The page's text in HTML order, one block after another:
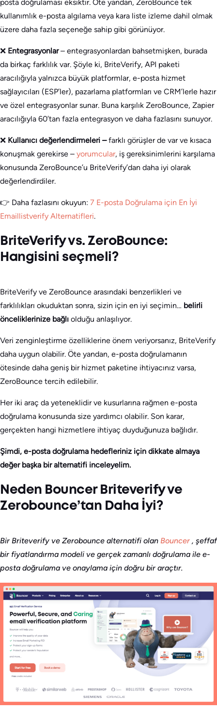
posta doğrulaması eksiktir. Öte yandan, ZeroBounce tek
kullanımlık e-posta algılama veya kara liste izleme dahil olmak
üzere daha fazla seçeneğe sahip gibi görünüyor.
❌ Entegrasyonlar– entegrasyonlardan bahsetmişken, burada
da birkaç farklılık var. Şöyle ki, BriteVerify, API paketi
aracılığıyla yalnızca büyük platformlar, e-posta hizmet
sağlayıcıları (ESP’ler), pazarlama platformları ve CRM’lerle hazır
ve özel entegrasyonlar sunar. Buna karşılık ZeroBounce, Zapier
aracılığıyla 60’tan fazla entegrasyon ve daha fazlasını sunuyor.
❌ Kullanıcı değerlendirmeleri –farklı görüşler de var ve kısaca
konuşmak gerekirse – yorumcular, iş gereksinimlerini karşılama
konusunda ZeroBounce’u BriteVerify’dan daha iyi olarak
değerlendirdiler.
👉 Daha fazlasını okuyun: 7 E-posta Doğrulama için En İyi
Emaillistverify Alternatifleri.
BriteVerify vs. ZeroBounce:
Hangisini seçmeli?
BriteVerify ve ZeroBounce arasındaki benzerlikleri ve
farklılıkları okuduktan sonra, sizin için en iyi seçimin… belirli
önceliklerinize bağlı olduğu anlaşılıyor.
Veri zenginleştirme özelliklerine önem veriyorsanız, BriteVerify
daha uygun olabilir. Öte yandan, e-posta doğrulamanın
ötesinde daha geniş bir hizmet paketine ihtiyacınız varsa,
ZeroBounce tercih edilebilir.
Her iki araç da yeteneklidir ve kusurlarına rağmen e-posta
doğrulama konusunda size yardımcı olabilir. Son karar,
gerçekten hangi hizmetlere ihtiyaç duyduğunuza bağlıdır.
Şimdi, e-posta doğrulama hedefleriniz için dikkate almaya
değer başka bir alternatifi inceleyelim.
Neden Bouncer Briteverify ve
Zerobounce’tan Daha İyi?
Bir Briteverify ve Zerobounce alternatifi olan Bouncer , şeffaf
bir fiyatlandırma modeli ve gerçek zamanlı doğrulama ile e-
posta doğrulama ve onaylama için doğru bir araçtır.